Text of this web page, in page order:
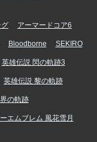
グ アーマードコア6
Bloodborne SEKIRO
英雄伝説 閃の軌跡3
英雄伝説 黎の軌跡
の軌跡
エムブレム 風花雪月